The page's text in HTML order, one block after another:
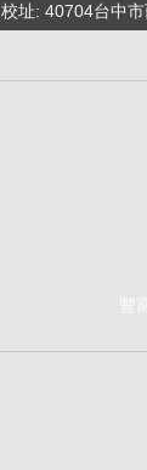
校址: 40704台中